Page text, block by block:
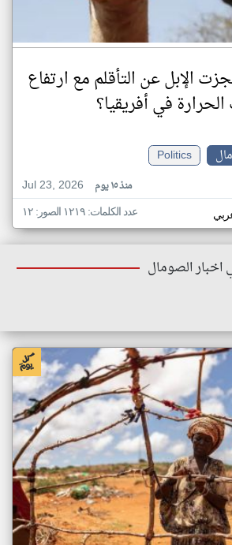
الإبل عن التأقلم مع ارتفاع
في أفريقيا؟
Politics
Jul 23, 2026
منذ ١٥ يوم
عدد الكلمات: ١٢١٩ الصور: ١٢
الصومال